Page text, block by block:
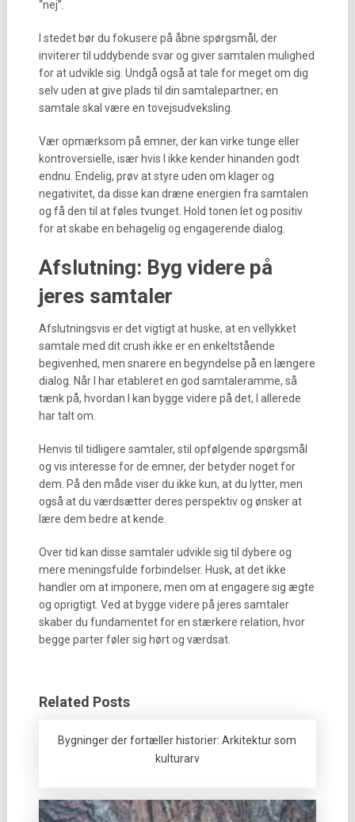
“nej”.
I stedet bør du fokusere på åbne spørgsmål, der
inviterer til uddybende svar og giver samtalen mulighed
for at udvikle sig. Undgå også at tale for meget om dig
selv uden at give plads til din samtalepartner; en
samtale skal være en tovejsudveksling.
Vær opmærksom på emner, der kan virke tunge eller
kontroversielle, især hvis I ikke kender hinanden godt
endnu. Endelig, prøv at styre uden om klager og
negativitet, da disse kan dræne energien fra samtalen
og få den til at føles tvunget. Hold tonen let og positiv
for at skabe en behagelig og engagerende dialog.
Afslutning: Byg videre på
jeres samtaler
Afslutningsvis er det vigtigt at huske, at en vellykket
samtale med dit crush ikke er en enkeltstående
begivenhed, men snarere en begyndelse på en længere
dialog. Når I har etableret en god samtaleramme, så
tænk på, hvordan I kan bygge videre på det, I allerede
har talt om.
Henvis til tidligere samtaler, stil opfølgende spørgsmål
og vis interesse for de emner, der betyder noget for
dem. På den måde viser du ikke kun, at du lytter, men
også at du værdsætter deres perspektiv og ønsker at
lære dem bedre at kende.
Over tid kan disse samtaler udvikle sig til dybere og
mere meningsfulde forbindelser. Husk, at det ikke
handler om at imponere, men om at engagere sig ægte
og oprigtigt. Ved at bygge videre på jeres samtaler
skaber du fundamentet for en stærkere relation, hvor
begge parter føler sig hørt og værdsat.
Related Posts
Bygninger der fortæller historier: Arkitektur som
kulturarv